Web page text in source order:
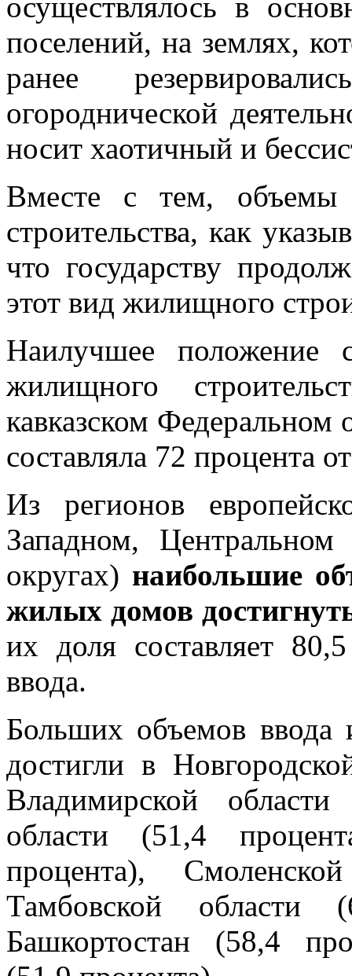
поселений, на землях,
ранее
огороднической
носит хаотичный и
Вместе с тем, объемы
строительства, как
что государству
этот вид жилищного
Наилучшее положение
жилищного
кавказском Федеральном
составляла 72 процента
Из регионов
Западном,
округах) наибольшие
жилых домов
их доля составляет
ввода.
Больших объемов
достигли в
Владимирской
области (51,4
процента),
Тамбовской области
Башкортостан (58,4